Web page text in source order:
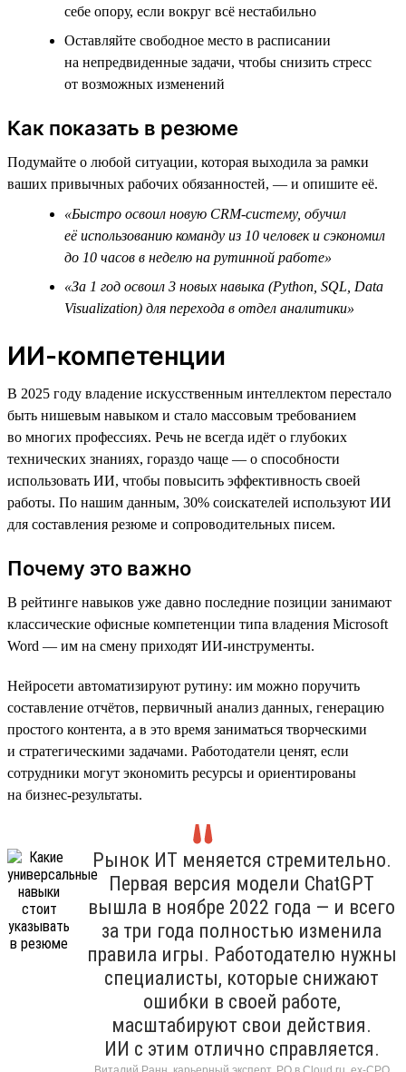
себе опору, если вокруг всё нестабильно
Оставляйте свободное место в расписании
на непредвиденные задачи, чтобы снизить стресс
от возможных изменений
Как показать в резюме
Подумайте о любой ситуации, которая выходила за рамки
ваших привычных рабочих обязанностей, — и опишите её.
«Быстро освоил новую CRM-систему, обучил
её использованию команду из 10 человек и сэкономил
до 10 часов в неделю на рутинной работе»
«За 1 год освоил 3 новых навыка (Python, SQL, Data
Visualization) для перехода в отдел аналитики»
ИИ-компетенции
В 2025 году владение искусственным интеллектом перестало
быть нишевым навыком и стало массовым требованием
во многих профессиях. Речь не всегда идёт о глубоких
технических знаниях, гораздо чаще — о способности
использовать ИИ, чтобы повысить эффективность своей
работы. По нашим данным, 30% соискателей используют ИИ
для составления резюме и сопроводительных писем.
Почему это важно
В рейтинге навыков уже давно последние позиции занимают
классические офисные компетенции типа владения Microsoft
Word — им на смену приходят ИИ-инструменты.
Нейросети автоматизируют рутину: им можно поручить
составление отчётов, первичный анализ данных, генерацию
простого контента, а в это время заниматься творческими
и стратегическими задачами. Работодатели ценят, если
сотрудники могут экономить ресурсы и ориентированы
на бизнес-результаты.
Рынок ИТ меняется стремительно.
Первая версия модели ChatGPT
вышла в ноябре 2022 года — и всего
за три года полностью изменила
правила игры. Работодателю нужны
специалисты, которые снижают
ошибки в своей работе,
масштабируют свои действия.
ИИ с этим отлично справляется.